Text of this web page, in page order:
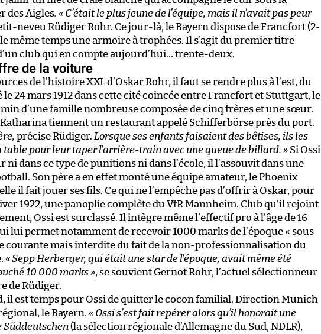
des Aigles. « C’était le plus jeune de l’équipe, mais il n’avait pas peur
neveu Rüdiger Rohr. Ce jour-là, le Bayern dispose de Francfort (2-
même temps une armoire à trophées. Il s’agit du premier titre
club qui en compte aujourd’hui… trente-deux.
de la voiture
de l’histoire XXL d’Oskar Rohr, il faut se rendre plus à l’est, du
le 24 mars 1912 dans cette cité coincée entre Francfort et Stuttgart, le
d’une famille nombreuse composée de cinq frères et une sœur.
tiennent un restaurant appelé Schifferbörseprès du port.
préciseRüdiger. Lorsque ses enfants faisaient des bêtises, ils les
pour leur taper l’arrière-train avec une queue de billard. » Si Ossi
dans ce type de punitions ni dans l’école, il l’assouvit dans une
Son père a en effet monté une équipe amateur, le Phoenix
il fait jouer ses fils. Ce qui ne l’empêche pas d’offrir à Oskar, pour
1922, une panoplie complète du VfR Mannheim. Club qu’il rejoint
Ossi est surclassé. Il intègre même l’effectif pro à l’âge de 16
lui permet notamment de recevoir 1000 marks de l’époque « sous
courante mais interdite du fait de la non-professionnalisation du
«Sepp Herberger, qui était une star de l’époque, avait même été
10 000 marks», se souvient Gernot Rohr, l’actuel sélectionneur
de Rüdiger.
il est temps pour Ossi de quitter le cocon familial. Direction Munich
le Bayern. « Ossi s’est fait repérer alors qu’il honorait une
Süddeutschen(la sélection régionale d’Allemagne du Sud, NDLR),